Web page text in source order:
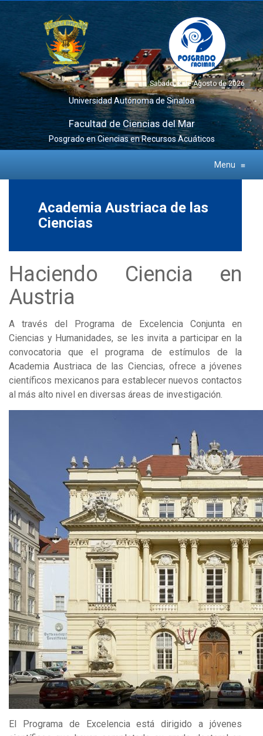
Sabado, 8 de Agosto de 2026
Universidad Autónoma de Sinaloa
Facultad de Ciencias del Mar
Posgrado en Ciencias en Recursos Acuáticos
Menu ≡
Academia Austriaca de las
Ciencias
Haciendo Ciencia en
Austria
A través del Programa de Excelencia Conjunta en
Ciencias y Humanidades, se les invita a participar en la
convocatoria que el programa de estímulos de la
Academia Austriaca de las Ciencias, ofrece a jóvenes
científicos mexicanos para establecer nuevos contactos
al más alto nivel en diversas áreas de investigación.
El Programa de Excelencia está dirigido a jóvenes